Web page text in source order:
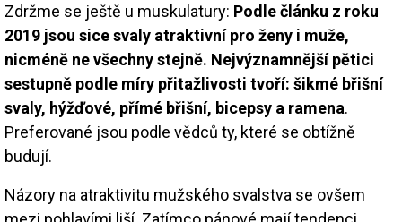
Zdržme se ještě u muskulatury: Podle článku z roku
2019 jsou sice svaly atraktivní pro ženy i muže,
nicméně ne všechny stejně. Nejvýznamnější pětici
sestupně podle míry přitažlivosti tvoří: šikmé břišní
svaly, hýžďové, přímé břišní, bicepsy a ramena.
Preferované jsou podle vědců ty, které se obtížně
budují.
Názory na atraktivitu mužského svalstva se ovšem